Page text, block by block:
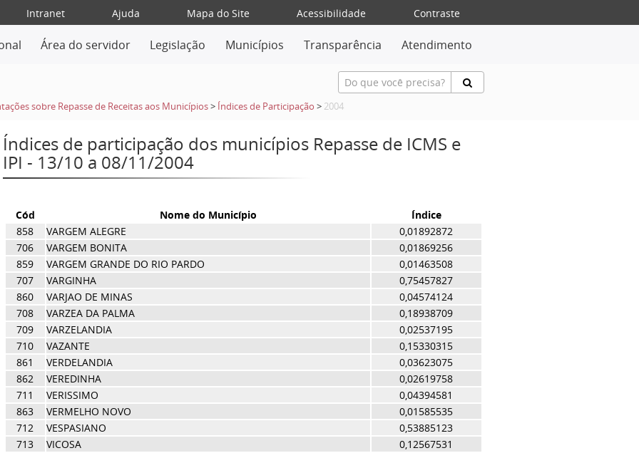
Intranet Ajuda Mapa do Site Acessibilidade
Contraste
Área do servidor Legislação Municípios Transparência Atendimento
sobre Repasse de Receitas aos Municípios > Índices de Participação > 2004
Índices de participação dos municípios Repasse de ICMS e
IPI - 13/10 a 08/11/2004
Cód Nome do Município
Índice
858
VARGEM ALEGRE
0,01892872
706
VARGEM BONITA
0,01869256
859
VARGEM GRANDE DO RIO PARDO
0,01463508
707
VARGINHA
0,75457827
860
VARJAO DE MINAS
0,04574124
708
VARZEA DA PALMA
0,18938709
709
VARZELANDIA
0,02537195
710
VAZANTE
0,15330315
861
VERDELANDIA
0,03623075
862
VEREDINHA
0,02619758
711
VERISSIMO
0,04394581
863
VERMELHO NOVO
0,01585535
712
VESPASIANO
0,53885123
713
VICOSA
0,12567531